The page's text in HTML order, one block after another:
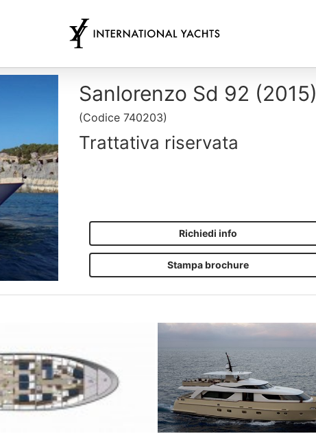
Sanlorenzo Sd 92 (2015)
(Codice 740203)
Trattativa riservata
Richiedi info
Stampa brochure